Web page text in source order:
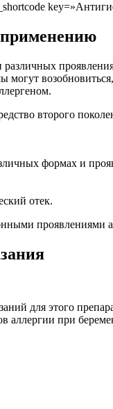
могут
второго
формах и
отек.
проявлениями
для этого
аллергии при